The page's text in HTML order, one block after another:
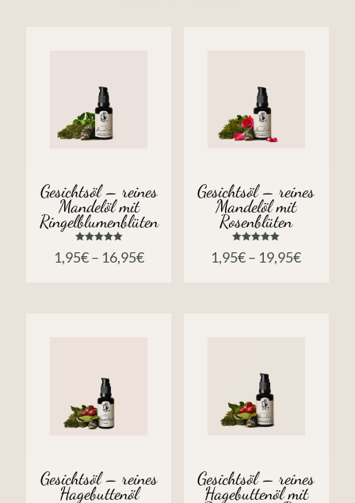
Gesichtsöl – reines
Mandelöl mit
Ringelblumenblüten
mit
1,95€– 16,95€
Gesichtsöl – reines
Mandelöl mit
Rosenblüten
mit
1,95€– 19,95€
Gesichtsöl – reines
Hagebuttenöl
Gesichtsöl – reines
Hagebuttenöl mit